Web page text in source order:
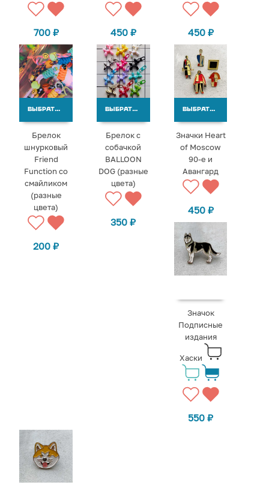
700 ₽ 450 ₽ 450 ₽
ВЫБРАТЬ ВАРИАНТЫ
Брелок
шнурковый
Friend
Function со
смайликом
(разные
цвета)
200₽
ВЫБРАТЬ ВАРИАНТЫ
Брелок с
собачкой
BALLOON
DOG (разные
цвета)
350₽
ВЫБРАТЬ ВАРИАНТЫ
Значки Heart
of Moscow
90-е и
Авангард
450 ₽
Значок
Подписные
издания
Хаски
550₽